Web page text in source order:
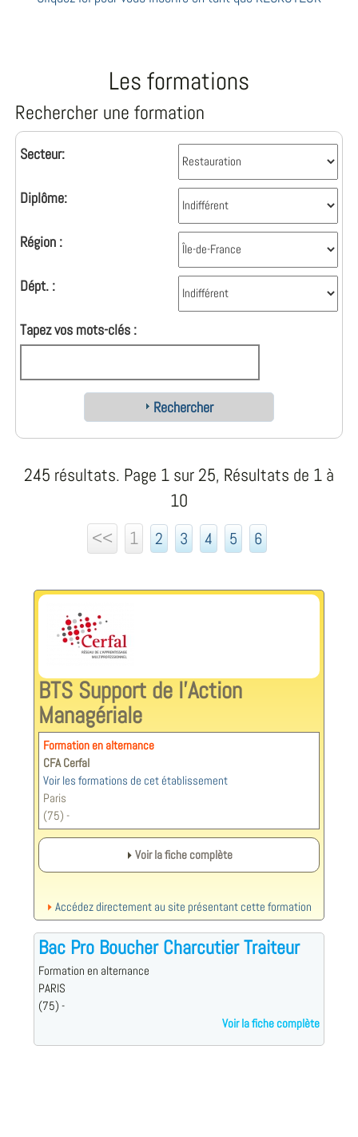
Les formations
Rechercher une formation
Secteur:
Diplôme:
Région :
Dépt. :
Tapez vos mots-clés :
Rechercher
245 résultats. Page 1 sur 25, Résultats de 1 à
10
<<
1 2 3 4 5 6
BTS Support de l'Action
Managériale
Formation en alternance
CFA Cerfal
Voir les formations de cet établissement
Paris
(75) -
Voir la fiche complète
Accédez directement au site présentant cette formation
Bac Pro Boucher Charcutier Traiteur
Formation en alternance
PARIS
(75) -
Voir la fiche complète